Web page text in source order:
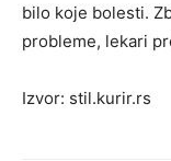
bilo koje bolesti.
probleme, lekari
Izvor: stil.kurir.rs